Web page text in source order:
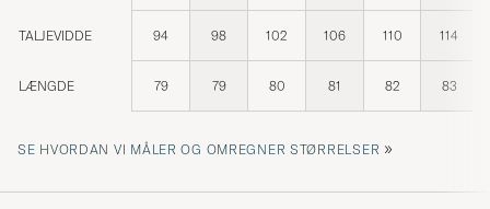
TALJEVIDDE 94 98 102 106 110 114
LÆNGDE 79 79 80 81 82 83
SE HVORDAN VI MÅLER OG OMREGNER STØRRELSER »